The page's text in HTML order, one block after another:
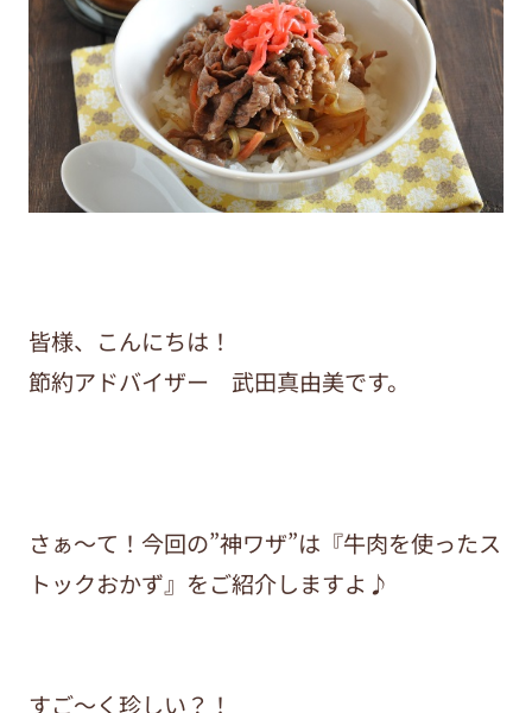
皆様、こんにちは！
節約アドバイザー 武田真由美です。
さぁ～て！今回の”神ワザ”は『牛肉を使ったス
トックおかず』をご紹介しますよ♪
すご～く珍しい？！